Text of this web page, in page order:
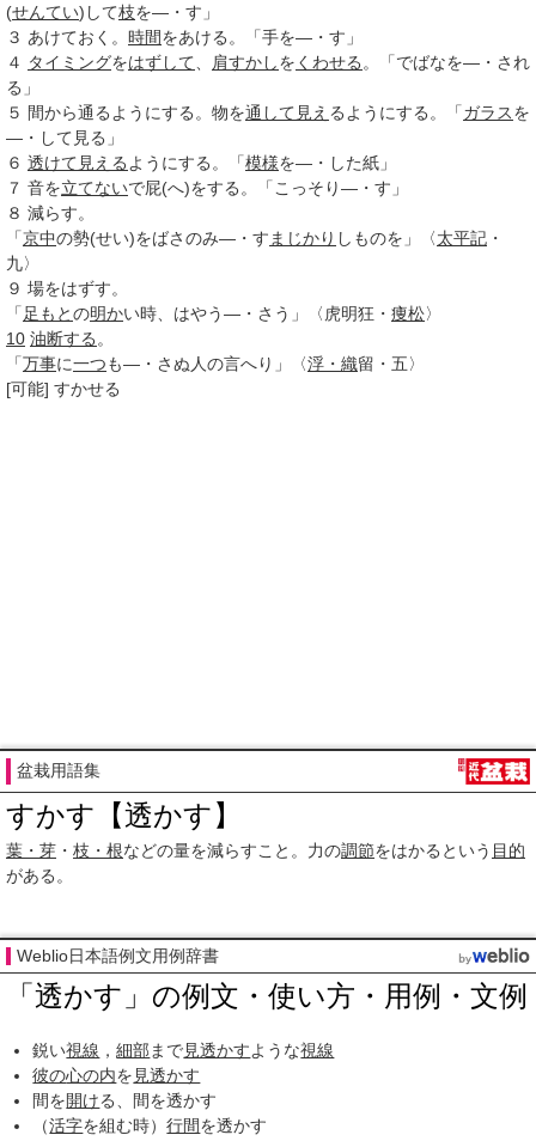
(せんてい)して枝を―・す」
３ あけておく。 時間をあける。「手を―・す」
４ タイミングをはずして 肩すかしを くわせる 。「でばなを―・され
る」
５ 間から通るようにする。物を通して 見え るようにする。「ガラスを
―・して見る」
６ 透けて見える ようにする。「模様を―・した紙」
７ 音を立てないで屁(へ)をする。「こっそり―・す」
８ 減らす。
「京中の勢(せい)をばさのみ―・す まじかり しものを」〈太平記 ・
九〉
９ 場をはずす。
「 足もとの明かい時、はやう―・さう」〈虎明狂・ 痩松〉
10 油断する 。
「万事に一つも―・さぬ人の言へり」〈浮・織留・五〉
[可能] すかせる
盆栽用語集
すかす【透かす】
葉・芽 ・ 枝・根などの量を減らすこと。力の調節をはかるという 目的
がある。
Weblio日本語例文用例辞書
「透かす」の例文・使い方・用例・文例
鋭い視線 ，細部 まで見透かすような視線
彼の心の内を 見透かす
間を開ける、間を透かす
（活字を組む時）行間を透かす